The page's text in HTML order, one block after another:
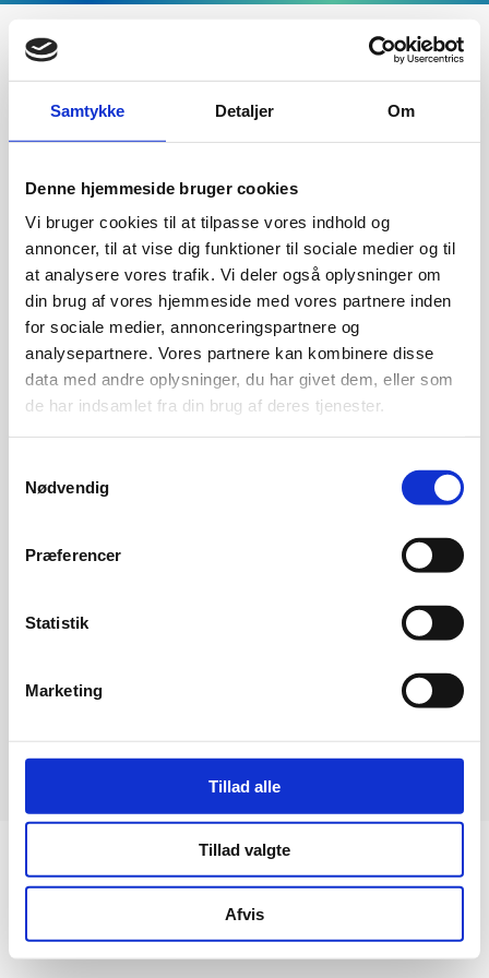
Samtykke Detaljer Om
Denne hjemmeside bruger cookies
Vi bruger cookies til at tilpasse vores indhold og
annoncer, til at vise dig funktioner til sociale medier og til
at analysere vores trafik. Vi deler også oplysninger om
din brug af vores hjemmeside med vores partnere inden
for sociale medier, annonceringspartnere og
analysepartnere. Vores partnere kan kombinere disse
data med andre oplysninger, du har givet dem, eller som
de har indsamlet fra din brug af deres tjenester.
Nødvendig
Præferencer
Statistik
Marketing
Tillad alle
Tillad valgte
Afvis
Förstasida/Rauchsauger und Partikelfilter
375 34 Mörrum
+46 (0)8-5000 1520
Info@exodraft.se
Produkter
Aktörer